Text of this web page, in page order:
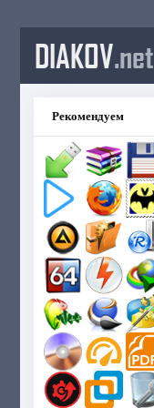
DIAKOV.net
Рекомендуем